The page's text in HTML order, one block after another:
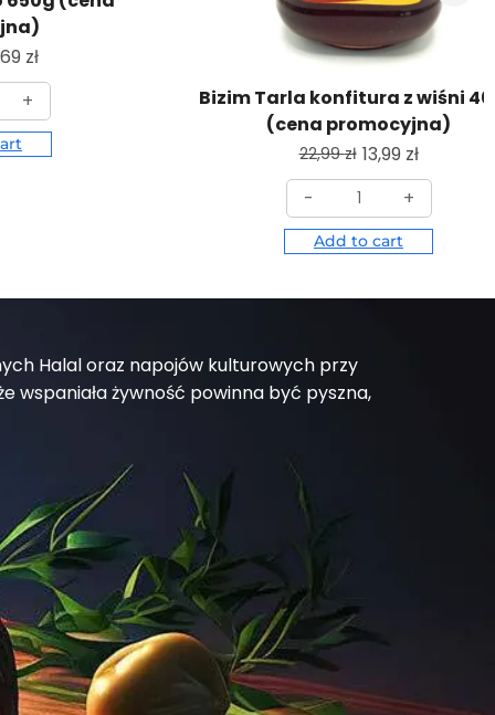
zł
+
Bizim Tarla konfitura z wiśni
(cena promocyjna)
22,99zł 13,99 zł
-
+
Add to cart
Halal oraz napojów kulturowych przy
wspaniała żywność powinna być pyszna,